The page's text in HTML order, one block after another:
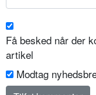
Få besked når der
artikel
Modtag